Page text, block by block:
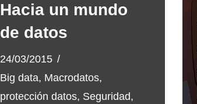
Hacia un mundo
de datos
24/03/2015
Big data, Macrodatos,
protección datos, Seguridad,